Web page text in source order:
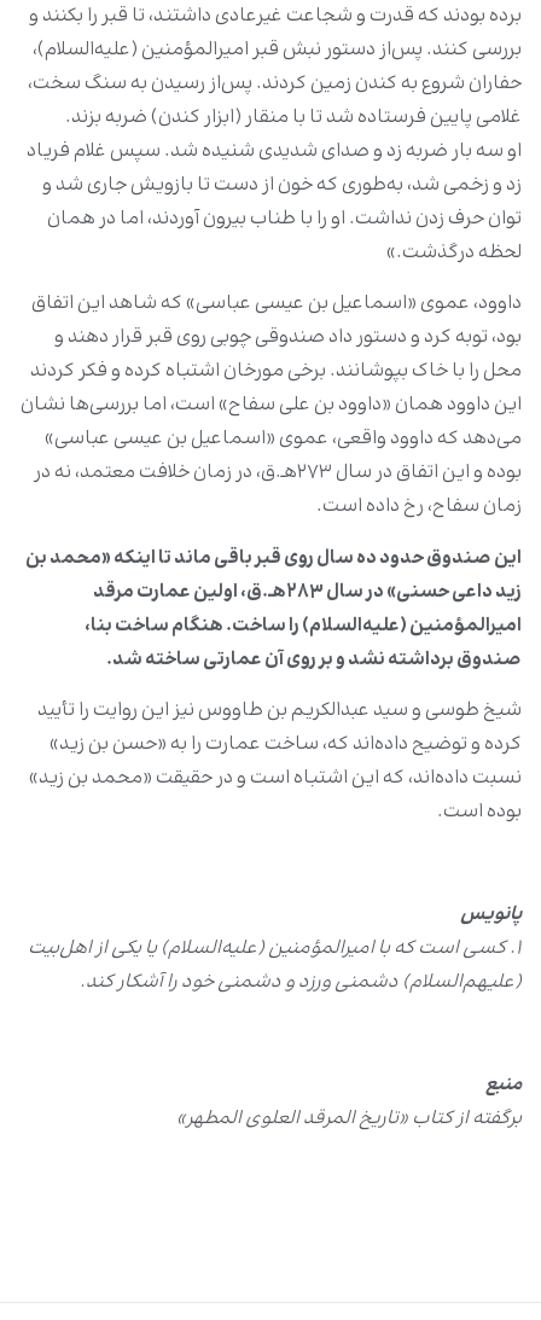
برده بودند که قدرت و شجاعت غیرعادی داشتند، تا قبر را بکنند و
بررسی کنند. پس‌از دستور نبش قبر امیرالمؤمنین (علیه‌السلام)،
حفاران شروع به کندن زمین کردند. پس‌از رسیدن به سنگ سخت،
غلامی پایین فرستاده شد تا با منقار (ابزار کندن) ضربه بزند.
او سه بار ضربه زد و صدای شدیدی شنیده شد. سپس غلام فریاد
زد و زخمی شد، به‌طوری‌ که خون از دست تا بازویش جاری شد و
توان حرف زدن نداشت. او را با طناب بیرون آوردند، اما در همان
لحظه درگذشت.»
داوود، عموی «اسماعیل بن عیسی عباسی» که شاهد این اتفاق
بود، توبه کرد و دستور داد صندوقی چوبی روی قبر قرار دهند و
محل را با خاک بپوشانند. برخی مورخان اشتباه کرده و فکر کردند
این داوود همان «داوود بن علی سفاح» است، اما بررسی‌ها نشان
می‌دهد که داوود واقعی، عموی «اسماعیل بن عیسی عباسی»
بوده و این اتفاق در سال ۲۷۳هـ.ق، در زمان خلافت معتمد، نه در
زمان سفاح، رخ داده است.
این صندوق حدود ده سال روی قبر باقی ماند تا اینکه «محمد بن
زید داعی حسنی» در سال ۲۸۳هـ.ق، اولین عمارت مرقد
امیرالمؤمنین (علیه‌السلام) را ساخت. هنگام ساخت بنا،
صندوق برداشته نشد و بر روی آن عمارتی ساخته شد.
شیخ طوسی و سید عبدالکریم بن طاووس نیز این روایت را تأیید
کرده و توضیح داده‌اند که، ساخت عمارت را به «حسن بن زید»
نسبت داده‌اند، که این اشتباه است و در حقیقت «محمد بن زید»
بوده است.
پانویس
۱. کسی است که با امیرالمؤمنین (علیه‌السلام) یا یکی از اهل‌بیت
(علیهم‌السلام) دشمنی ورزد و دشمنی خود را آشکار کند.
منبع
برگفته از کتاب «تاریخ المرقد العلوی المطهر»